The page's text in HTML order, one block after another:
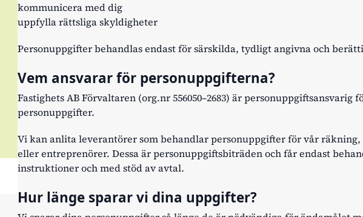
kommunicera med dig
uppfylla rättsliga skyldigheter
Personuppgifter behandlas endast för särskilda, tydligt angivna och
Vem ansvarar för personuppgifterna?
Fastighets AB Förvaltaren (org.nr 556050–2683) är personuppgiftsansvarig
personuppgifter.
Vi kan anlita leverantörer som behandlar personuppgifter för vår
eller entreprenörer. Dessa är personuppgiftsbiträden och får endast
instruktioner och med stöd av avtal.
Hur länge sparar vi dina uppgifter?